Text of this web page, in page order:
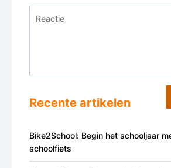
Recente artikelen
Bike2School: Begin het schooljaar
schoolfiets